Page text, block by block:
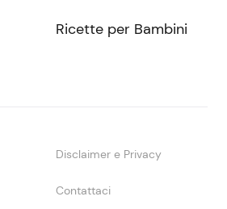
Ricette per Bambini
Disclaimer e Privacy
Contattaci